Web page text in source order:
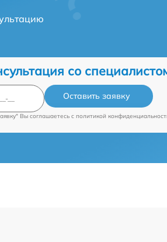
со
Оставить заявку
Вы соглашаетесь c политикой